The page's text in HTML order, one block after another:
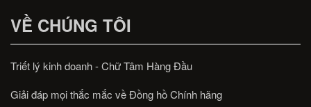
VỀ CHÚNG TÔI
Triết lý kinh doanh - Chữ Tâm Hàng Đầu
Giải đáp mọi thắc mắc về Đồng hồ Chính hãng